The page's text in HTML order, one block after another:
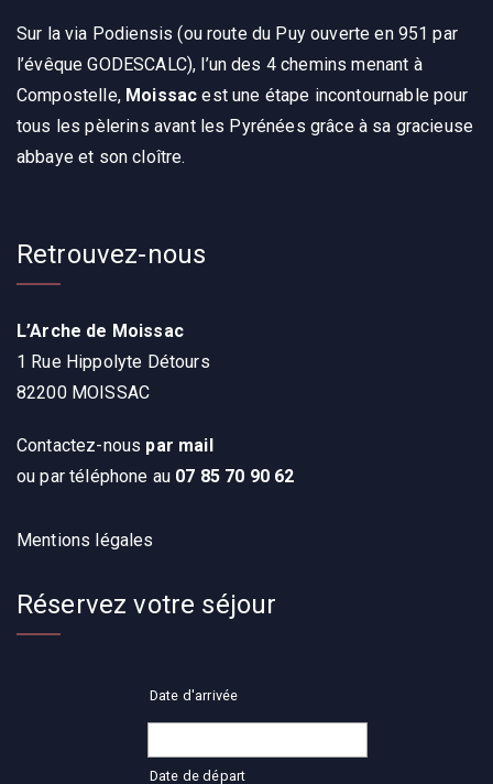
Sur la via Podiensis (ou route du Puy ouverte en 951 par
l’évêque GODESCALC), l’un des 4 chemins menant à
Compostelle, Moissac est une étape incontournable pour
tous les pèlerins avant les Pyrénées grâce à sa gracieuse
abbaye et son cloître.
Retrouvez-nous
L’Arche de Moissac
1 Rue Hippolyte Détours
82200 MOISSAC
Contactez-nous par mail
ou par téléphone au 07 85 70 90 62
Mentions légales
Réservez votre séjour
Date d'arrivée
Date de départ